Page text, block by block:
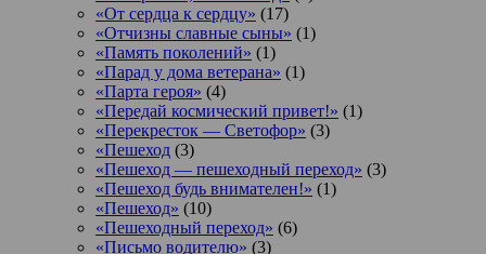
«От сердца к сердцу» (17)
«Отчизны славные сыны» (1)
«Память поколений» (1)
«Парад у дома ветерана» (1)
«Парта героя» (4)
«Передай космический привет!» (1)
«Перекресток — Светофор» (3)
«Пешеход (3)
«Пешеход — пешеходный переход» (3)
«Пешеход будь внимателен!» (1)
«Пешеход» (10)
«Пешеходный переход» (6)
«Письмо водителю» (3)